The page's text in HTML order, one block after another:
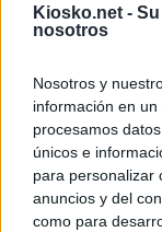
Kiosko.net -
nosotros
Nosotros y
información en
procesamos
únicos e
para personalizar
anuncios y del
como para